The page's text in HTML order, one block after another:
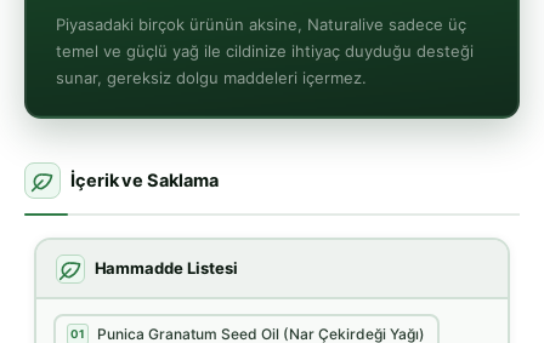
Piyasadaki birçok ürünün aksine, Naturalive sadece üç
temel ve güçlü yağ ile cildinize ihtiyaç duyduğu desteği
sunar, gereksiz dolgu maddeleri içermez.
İçerik ve Saklama
Hammadde Listesi
01 Punica Granatum Seed Oil (Nar Çekirdeği Yağı)